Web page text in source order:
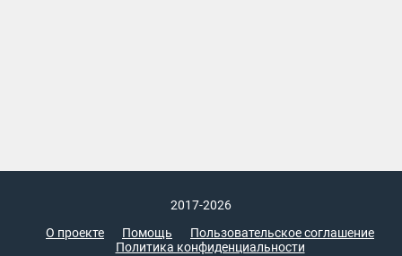
2017-2026
О проекте
Помощь
Пользовательское соглашение
Политика конфиденциальности